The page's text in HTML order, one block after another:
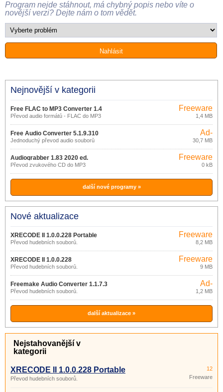
Program nejde stáhnout, má chybný popis nebo víte o
novější verzi? Dejte nám o tom vědět.
Nejnovější v kategorii
Free FLAC to MP3 Converter 1.4
Převod audio formátů - FLAC do MP3
Freeware
1,4 MB
Free Audio Converter 5.1.9.310
Jednoduchý převod audio souborů
Ad-
supported
30,7 MB
Audiograbber 1.83 2020 ed.
Převod zvukového CD do MP3
Freeware
0 kB
další nové programy »
Nové aktualizace
XRECODE II 1.0.0.228 Portable
Převod hudebních souborů.
Freeware
8,2 MB
XRECODE II 1.0.0.228
Převod hudebních souborů.
Freeware
9 MB
Freemake Audio Converter 1.1.7.3
Převod hudebních souborů.
Ad-
supported
1,2 MB
další aktualizace »
Nejstahovanější v
kategorii
XRECODE II 1.0.0.228 Portable
Převod hudebních souborů.
12
Freeware